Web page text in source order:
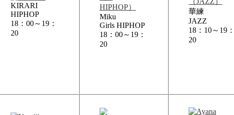
KIRARI
HIPHOP
18：00～19：
20
Miku
Girls HIPHOP
18：00～19：
20
華練
JAZZ
18：10～19：
20